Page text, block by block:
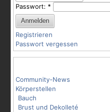
Passwort: *
Registrieren
Passwort vergessen
Community-News
Körperstellen
Bauch
Brust und Dekolleté